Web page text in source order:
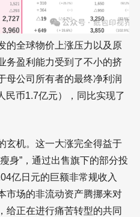
的全球物价上涨压力以及原
务盈利能力受到了不小的挤
母公司所有者的最终净利润
民币1.7亿元），同比实现了
玄机。这一大涨完全得益于
身”，通过出售旗下的部分投
亿日元的巨额非常规收入
市场的非流动资产腾挪来对
给正在进行痛苦转型的共同